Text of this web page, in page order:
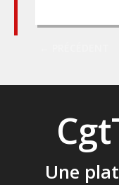
navigation
Une